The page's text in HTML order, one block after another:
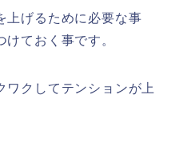
上げるために必要な事
ておく事です。
ワクしてテンションが上